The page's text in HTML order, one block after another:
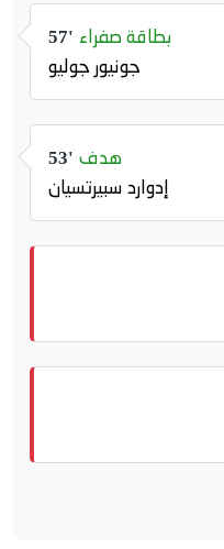
57' بطاقة صفراء
جونيور جوليو
53' هدف
إدوارد سبيرتسيان